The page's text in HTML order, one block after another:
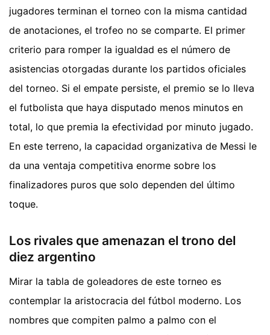
jugadores terminan el torneo con la misma cantidad
de anotaciones, el trofeo no se comparte. El primer
criterio para romper la igualdad es el número de
asistencias otorgadas durante los partidos oficiales
del torneo. Si el empate persiste, el premio se lo lleva
el futbolista que haya disputado menos minutos en
total, lo que premia la efectividad por minuto jugado.
En este terreno, la capacidad organizativa de Messi le
da una ventaja competitiva enorme sobre los
finalizadores puros que solo dependen del último
toque.
Los rivales que amenazan el trono del
diez argentino
Mirar la tabla de goleadores de este torneo es
contemplar la aristocracia del fútbol moderno. Los
nombres que compiten palmo a palmo con el